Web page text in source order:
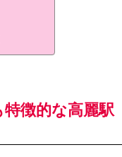
徴的な高麗駅